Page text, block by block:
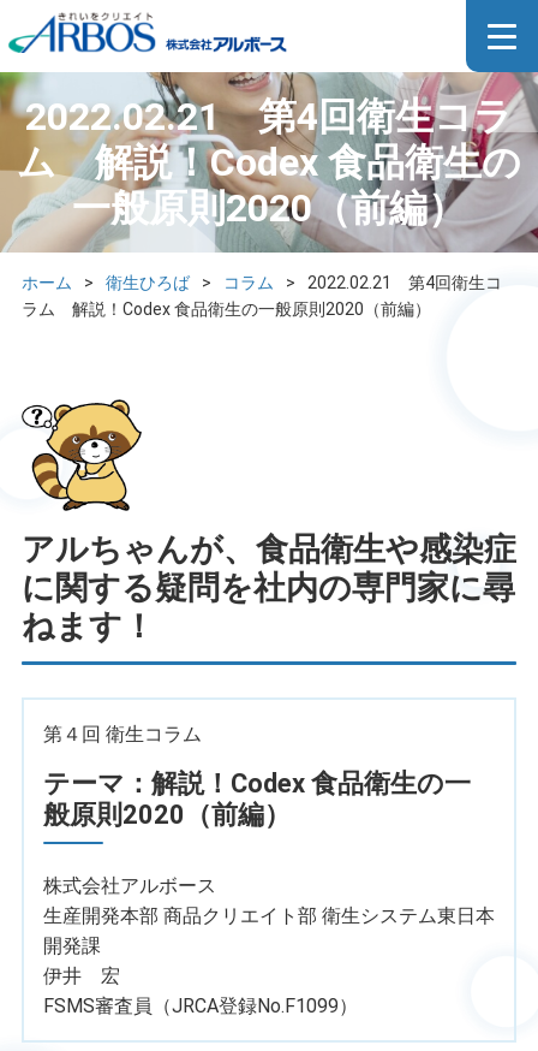
2022.02.21 第4回衛生コラ
ム 解説！Codex 食品衛生の
一般原則2020（前編）
ホーム > 衛生ひろば > コラム >
2022.02.21 第4回衛生コ
ラム 解説！Codex 食品衛生の一般原則2020（前編）
アルちゃんが、食品衛生や感染症
に関する疑問を社内の専門家に尋
ねます！
第４回 衛生コラム
テーマ：解説！Codex 食品衛生の一
般原則2020（前編）
株式会社アルボース
生産開発本部 商品クリエイト部 衛生システム東日本
開発課
伊井 宏
FSMS審査員（JRCA登録No.F1099）